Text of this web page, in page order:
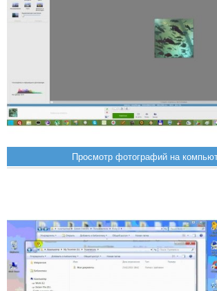
Просмотр фотографий на